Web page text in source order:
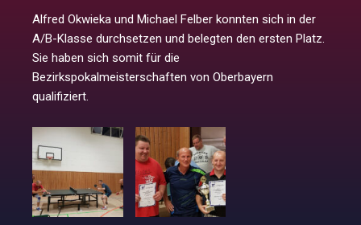
Alfred Okwieka und Michael Felber konnten sich in der
A/B-Klasse durchsetzen und belegten den ersten Platz.
Sie haben sich somit für die
Bezirkspokalmeisterschaften von Oberbayern
qualifiziert.